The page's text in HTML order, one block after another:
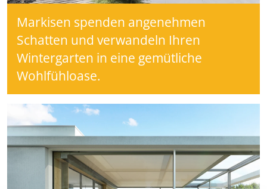
Markisen spenden angenehmen
Schatten und verwandeln Ihren
Wintergarten in eine gemütliche
Wohlfühloase.